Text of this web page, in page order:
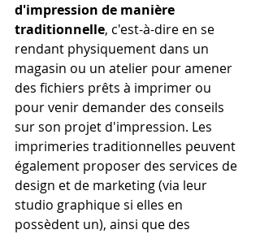
d'impression de manière
traditionnelle, c'est-à-dire en se
rendant physiquement dans un
magasin ou un atelier pour amener
des fichiers prêts à imprimer ou
pour venir demander des conseils
sur son projet d'impression. Les
imprimeries traditionnelles peuvent
également proposer des services de
design et de marketing (via leur
studio graphique si elles en
possèdent un), ainsi que des